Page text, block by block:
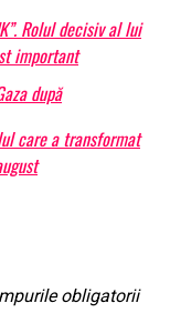
după
Rolul decisiv al lui
important
care a transformat
obligatorii